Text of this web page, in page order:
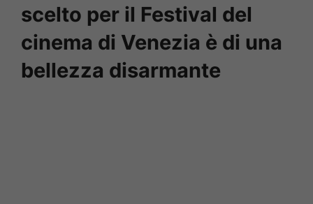
scelto per il Festival del
cinema di Venezia è di una
bellezza disarmante